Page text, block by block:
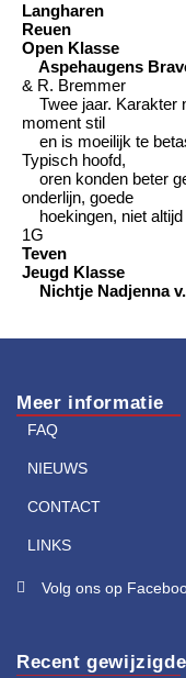
Langharen
Reuen
Open Klasse
Aspehaugens
& R. Bremmer
Twee jaar. Karakter
moment stil
en is moeilijk te
Typisch hoofd,
oren konden beter
onderlijn, goede
hoekingen, niet altijd
1G
Teven
Jeugd Klasse
Nichtje Nadjenna
Meer informatie
FAQ
NIEUWS
CONTACT
LINKS
Volg ons op
Recent